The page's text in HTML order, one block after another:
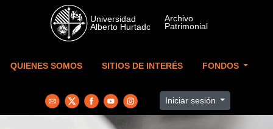
Skip to main content
QUIENES SOMOS SITIOS DE INTERÉS FONDOS
Iniciar sesión